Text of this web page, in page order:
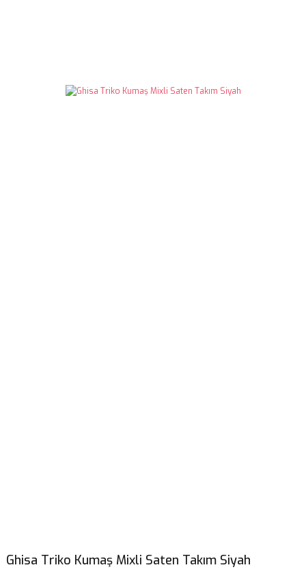
Ghisa Triko Kumaş Mixli Saten Takım Siyah